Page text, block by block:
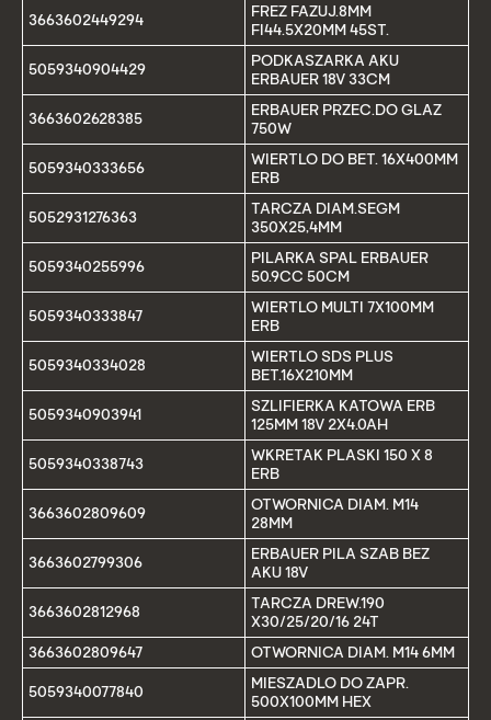
3663602449294
FREZ FAZUJ.8MM
FI44.5X20MM 45ST.
5059340904429
PODKASZARKA AKU
ERBAUER 18V 33CM
3663602628385
ERBAUER PRZEC.DO GLAZ
750W
5059340333656
WIERTLO DO BET. 16X400MM
ERB
5052931276363
TARCZA DIAM.SEGM
350X25,4MM
5059340255996
PILARKA SPAL ERBAUER
50.9CC 50CM
5059340333847
WIERTLO MULTI 7X100MM
ERB
5059340334028
WIERTLO SDS PLUS
BET.16X210MM
5059340903941
SZLIFIERKA KATOWA ERB
125MM 18V 2X4.0AH
5059340338743
WKRETAK PLASKI 150 X 8
ERB
3663602809609
OTWORNICA DIAM. M14
28MM
3663602799306
ERBAUER PILA SZAB BEZ
AKU 18V
3663602812968
TARCZA DREW.190
X30/25/20/16 24T
3663602809647
OTWORNICA DIAM. M14 6MM
5059340077840
MIESZADLO DO ZAPR.
500X100MM HEX